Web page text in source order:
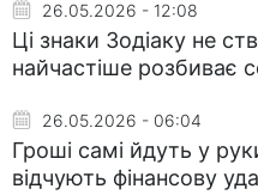
26.05.2026 - 12:08
Ці знаки Зодіаку не
найчастіше розбиває
26.05.2026 - 06:04
Гроші самі йдуть у
відчують фінансову